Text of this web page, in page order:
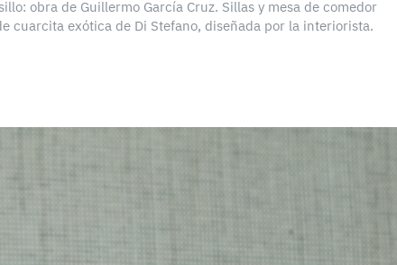
obra de Guillermo García Cruz. Sillas y mesa de comedor
cuarcita exótica de Di Stefano, diseñada por la interiorista.